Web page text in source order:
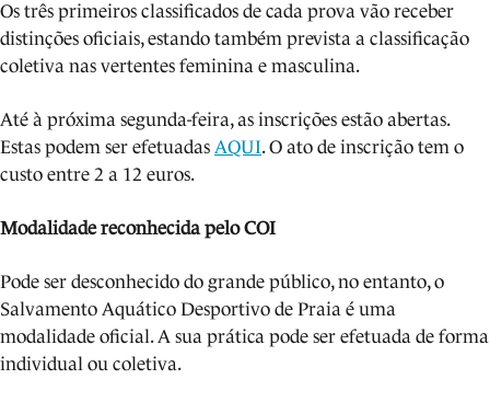
Os três primeiros classificados de cada prova vão receber
distinções oficiais, estando também prevista a classificação
coletiva nas vertentes feminina e masculina.
Até à próxima segunda-feira, as inscrições estão abertas.
Estas podem ser efetuadas AQUI. O ato de inscrição tem o
custo entre 2 a 12 euros.
Modalidade reconhecida pelo COI
Pode ser desconhecido do grande público, no entanto, o
Salvamento Aquático Desportivo de Praia é uma
modalidade oficial. A sua prática pode ser efetuada de forma
individual ou coletiva.